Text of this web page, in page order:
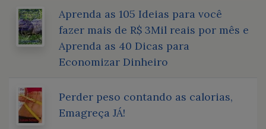
Aprenda as 105 Ideias para você
fazer mais de R$ 3Mil reais por mês e
Aprenda as 40 Dicas para
Economizar Dinheiro
Perder peso contando as calorias,
Emagreça JÁ!